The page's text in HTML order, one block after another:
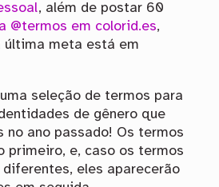
, além de postar 60
@termos em colorid.es,
última meta está em
seleção de termos para
de gênero que
no ano passado! Os termos
primeiro, e, caso os termos
eles aparecerão